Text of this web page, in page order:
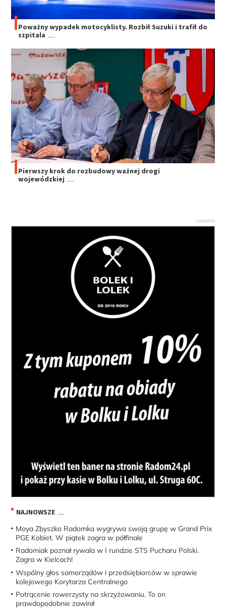
Poważny wypadek motocyklisty. Rozbił Suzuki i trafił do
szpitala
Pierwszy krok do rozbudowy ważnej drogi
wojewódzkiej
NAJNOWSZE
Moya Zbyszko Radomka wygrywa swoją grupę w Grand Prix
PGE Kobiet. W piątek zagra w półfinale
Radomiak poznał rywala w I rundzie STS Pucharu Polski.
Zagra w Kielcach!
Wspólny głos samorządów i przedsiębiorców w sprawie
kolejowego Korytarza Centralnego
Potrącenie rowerzysty na skrzyżowaniu. To on
prawdopodobnie zawinił